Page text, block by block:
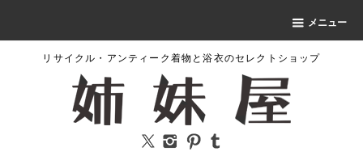
メニュー
リサイクル・アンティーク着物と浴衣のセレクトショップ